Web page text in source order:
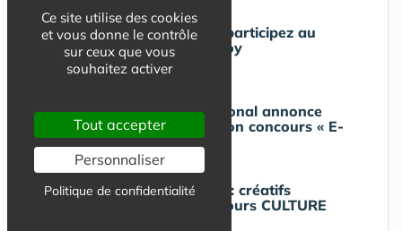
Etudiants créatifs participez au
concours Le Fresnoy
MODART International annonce
l'édition 2023 de son concours « E-
Fashion Awards »
Concours étudiant : créatifs
participez au concours CULTURE
Ce site utilise des cookies
et vous donne le contrôle
sur ceux que vous
souhaitez activer
Tout accepter
Personnaliser
Politique de confidentialité